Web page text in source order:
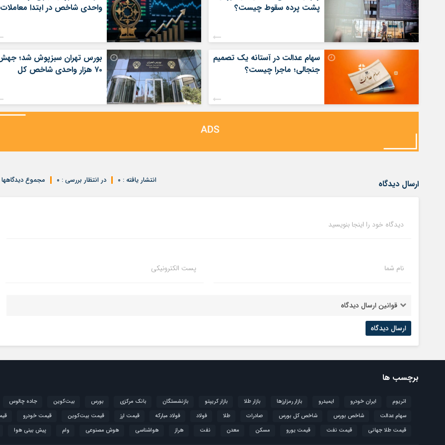
پشت پرده سقوط چیست؟
واحدی شاخص در ابتدا معاملات
سهام عدالت در آستانه یک تصمیم
جنجالی؛ ماجرا چیست؟
بورس تهران سبزپوش شد؛
۷۰ هزار واحدی شاخص کل
ارسال دیدگاه مجموع دیدگاهها در انتظار بررسی : ۰ انتشار یافته : ۰
دیدگاه خود را اینجا بنویسید
نام شما پست الکترونیکی
قوانین ارسال دیدگاه
برچسب ها
اتریوم ایران خودرو ایمیدرو بازار رمزارزها بازار طلا بازار کریپتو بازنشستگان بانک مرکزی بورس بیت‌کوین
جاده چالوس
سهام عدالت
شاخص بورس شاخص کل بورس صادرات طلا فولاد فولاد مبارکه قیمت ارز قیمت بیت‌کوین قیمت خودرو
قیمت طلا جهانی
قیمت نفت قیمت یورو مسکن معدن نفت هراز هواشناسی هوش مصنوعی وام پیش بینی هوا